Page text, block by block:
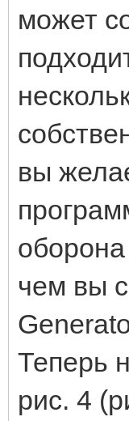
может
вы
чем вы
Теперь
рис. 4